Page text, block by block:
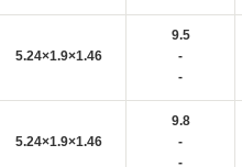
5.24×1.9×1.46
9.5
-
-
5.24×1.9×1.46
9.8
-
-